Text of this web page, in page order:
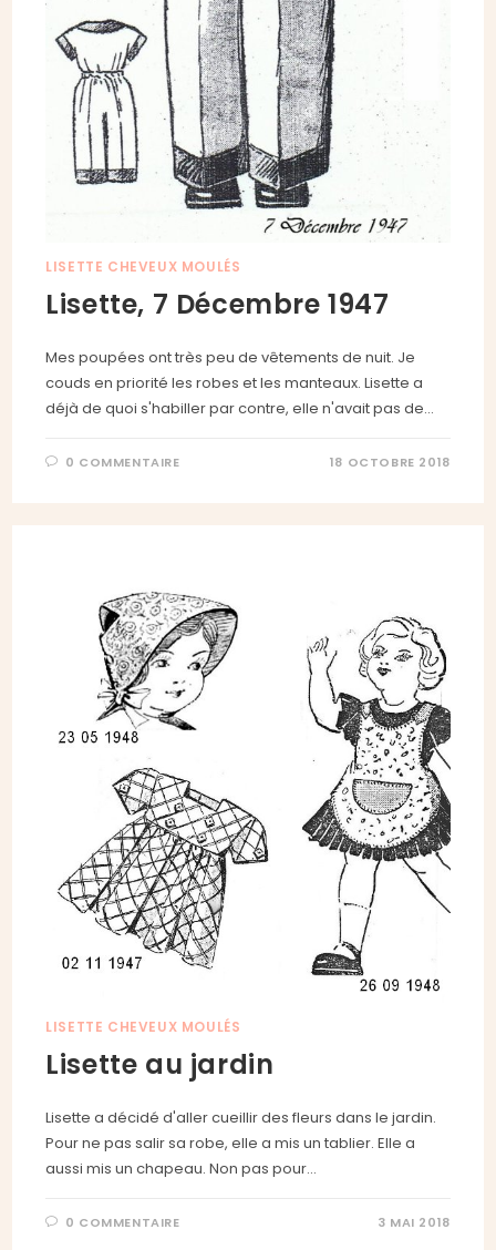
LISETTE CHEVEUX MOULÉS
Lisette, 7 Décembre 1947
Mes poupées ont très peu de vêtements de nuit. Je
couds en priorité les robes et les manteaux. Lisette a
déjà de quoi s'habiller par contre, elle n'avait pas de…
0 COMMENTAIRE 18 OCTOBRE 2018
LISETTE CHEVEUX MOULÉS
Lisette au jardin
Lisette a décidé d'aller cueillir des fleurs dans le jardin.
Pour ne pas salir sa robe, elle a mis un tablier. Elle a
aussi mis un chapeau. Non pas pour…
0 COMMENTAIRE 3 MAI 2018